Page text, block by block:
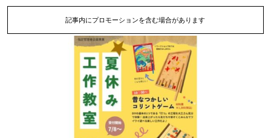
記事内にプロモーションを含む場合があります